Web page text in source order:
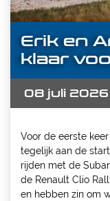
Erik en
klaar
08 juli 2026
Voor de eerste
tegelijk aan de
rijden met de
de Renault Clio
en hebben zin om